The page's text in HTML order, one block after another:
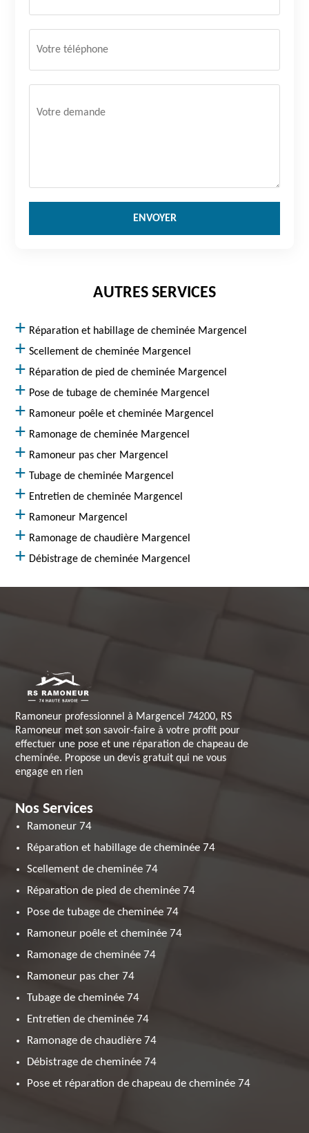
AUTRES SERVICES
Réparation et habillage de cheminée Margencel
Scellement de cheminée Margencel
Réparation de pied de cheminée Margencel
Pose de tubage de cheminée Margencel
Ramoneur poêle et cheminée Margencel
Ramonage de cheminée Margencel
Ramoneur pas cher Margencel
Tubage de cheminée Margencel
Entretien de cheminée Margencel
Ramoneur Margencel
Ramonage de chaudière Margencel
Débistrage de cheminée Margencel
Ramoneur professionnel à Margencel 74200, RS
Ramoneur met son savoir-faire à votre profit pour
effectuer une pose et une réparation de chapeau de
cheminée. Propose un devis gratuit qui ne vous
engage en rien
Nos Services
Ramoneur 74
Réparation et habillage de cheminée 74
Scellement de cheminée 74
Réparation de pied de cheminée 74
Pose de tubage de cheminée 74
Ramoneur poêle et cheminée 74
Ramonage de cheminée 74
Ramoneur pas cher 74
Tubage de cheminée 74
Entretien de cheminée 74
Ramonage de chaudière 74
Débistrage de cheminée 74
Pose et réparation de chapeau de cheminée 74